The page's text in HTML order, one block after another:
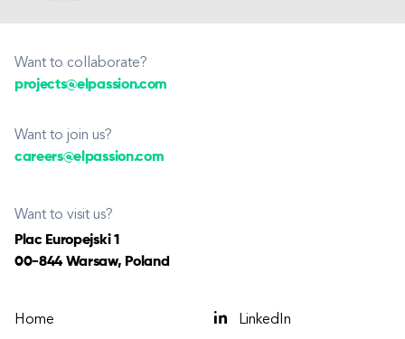
Want to collaborate?
projects@elpassion.com
Want to join us?
careers@elpassion.com
Want to visit us?
Plac Europejski 1
00-844 Warsaw, Poland
Home
LinkedIn